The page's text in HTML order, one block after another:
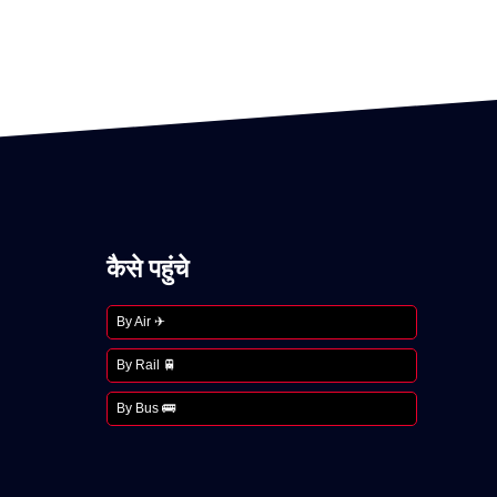
कैसे पहुंचे
By Air ✈
By Rail 🚆
By Bus 🚌